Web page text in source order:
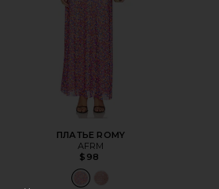
ПЛАТЬЕ ROMY
AFRM
$98